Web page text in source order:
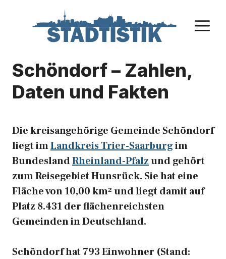
Schöndorf – Zahlen,
Daten und Fakten
Die kreisangehörige Gemeinde Schöndorf
liegt imLandkreis Trier-Saarburgim
BundeslandRheinland-Pfalzund gehört
zum Reisegebiet Hunsrück. Sie hat eine
Fläche von 10,00 km² und liegt damit auf
Platz 8.431 der flächenreichsten
Gemeinden in Deutschland.
Schöndorf hat 793 Einwohner (Stand: